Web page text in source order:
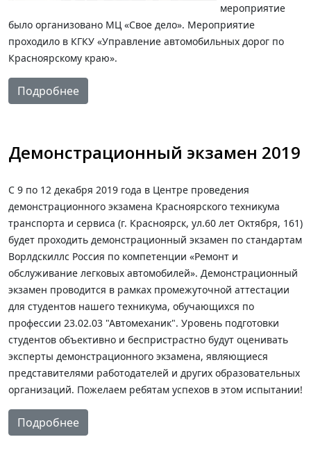
мероприятие
было организовано МЦ «Свое дело». Мероприятие
проходило в КГКУ «Управление автомобильных дорог по
Красноярскому краю».
Подробнее
Демонстрационный экзамен 2019
С 9 по 12 декабря 2019 года в Центре проведения
демонстрационного экзамена Красноярского техникума
транспорта и сервиса (г. Красноярск, ул.60 лет Октября, 161)
будет проходить демонстрационный экзамен по стандартам
Ворлдскиллс Россия по компетенции «Ремонт и
обслуживание легковых автомобилей». Демонстрационный
экзамен проводится в рамках промежуточной аттестации
для студентов нашего техникума, обучающихся по
профессии 23.02.03 "Автомеханик". Уровень подготовки
студентов объективно и беспристрастно будут оценивать
эксперты демонстрационного экзамена, являющиеся
представителями работодателей и других образовательных
организаций. Пожелаем ребятам успехов в этом испытании!
Подробнее